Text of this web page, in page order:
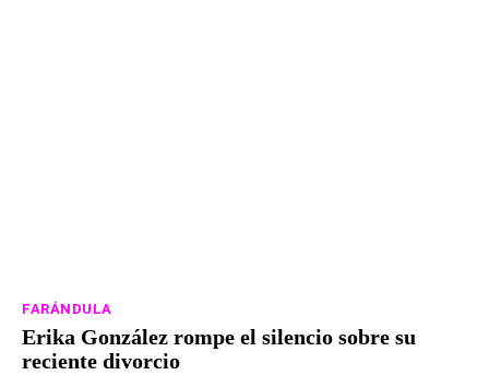
FARÁNDULA
Erika González rompe el silencio sobre su
reciente divorcio